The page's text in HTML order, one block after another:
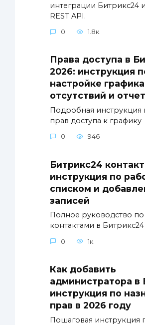
интеграции Битрикс24
REST API.
0 1.8к.
Права доступа в
2026: инструкция
настройке графика
отсутствий и
Подробная инструкция
прав доступа к графику
0 946
Битрикс24
инструкция по
списком и
записей
Полное руководство
контактами в Битрикс24
0 1к.
Как добавить
администратора в
инструкция по
прав в 2026 году
Пошаговая инструкция